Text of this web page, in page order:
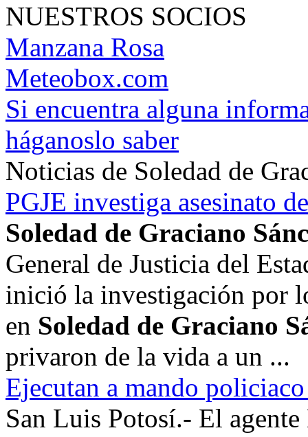
NUESTROS SOCIOS
Manzana Rosa
Meteobox.com
Si encuentra alguna
háganoslo saber
Noticias de Soledad de
PGJE investiga asesinato
Soledad de Graciano
General de Justicia del
inició la investigación por
en Soledad de Graciano
privaron de la vida a un ...
Ejecutan a mando
San Luis Potosí.- El